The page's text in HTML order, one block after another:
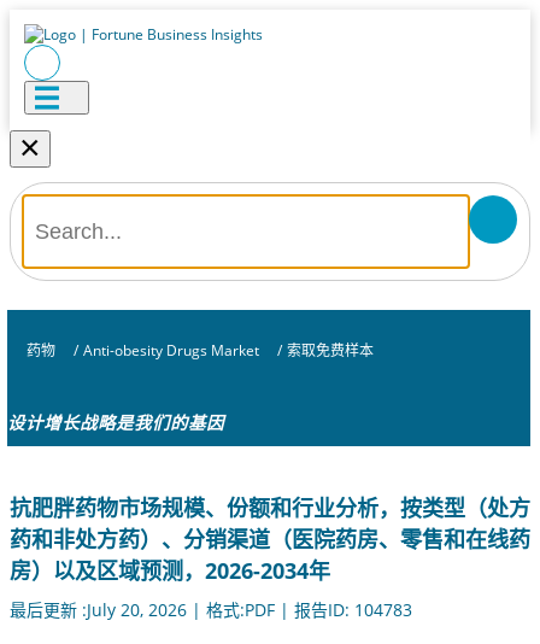
×
药物 / Anti-obesity Drugs Market / 索取免费样本
设计增长战略是我们的基因
抗肥胖药物市场规模、份额和行业分析，按类型（处方
药和非处方药）、分销渠道（医院药房、零售和在线药
房）以及区域预测，2026-2034年
最后更新 :July 20, 2026 | 格式:PDF | 报告ID: 104783